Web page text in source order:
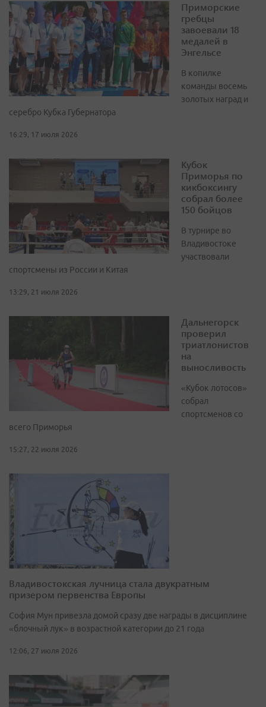
Приморские
гребцы
завоевали 18
медалей в
Энгельсе
В копилке
команды восемь
золотых наград и
серебро Кубка Губернатора
16:29, 17 июля 2026
Кубок
Приморья по
кикбоксингу
собрал более
150 бойцов
В турнире во
Владивостоке
участвовали
спортсмены из России и Китая
13:29, 21 июля 2026
Дальнегорск
проверил
триатлонистов
на
выносливость
«Кубок лотосов»
собрал
спортсменов со
всего Приморья
15:27, 22 июля 2026
Владивостокская лучница стала двукратным
призером первенства Европы
София Мун привезла домой сразу две награды в дисциплине
«блочный лук» в возрастной категории до 21 года
12:06, 27 июля 2026